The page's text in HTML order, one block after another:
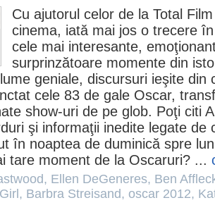
Cu ajutorul celor de la Total Film
cinema, iată mai jos o trecere
cele mai interesante,
surprinzătoare momente din
geniale, discursuri ieşite din
cele 83 de gale Oscar,
show-uri de pe glob. Poţi citi
şi informaţii inedite legate de
în noaptea de duminică spre
tare moment de la Oscaruri? ...
, Ellen DeGeneres, Ben
, Barbra Streisand, oscar 2012,